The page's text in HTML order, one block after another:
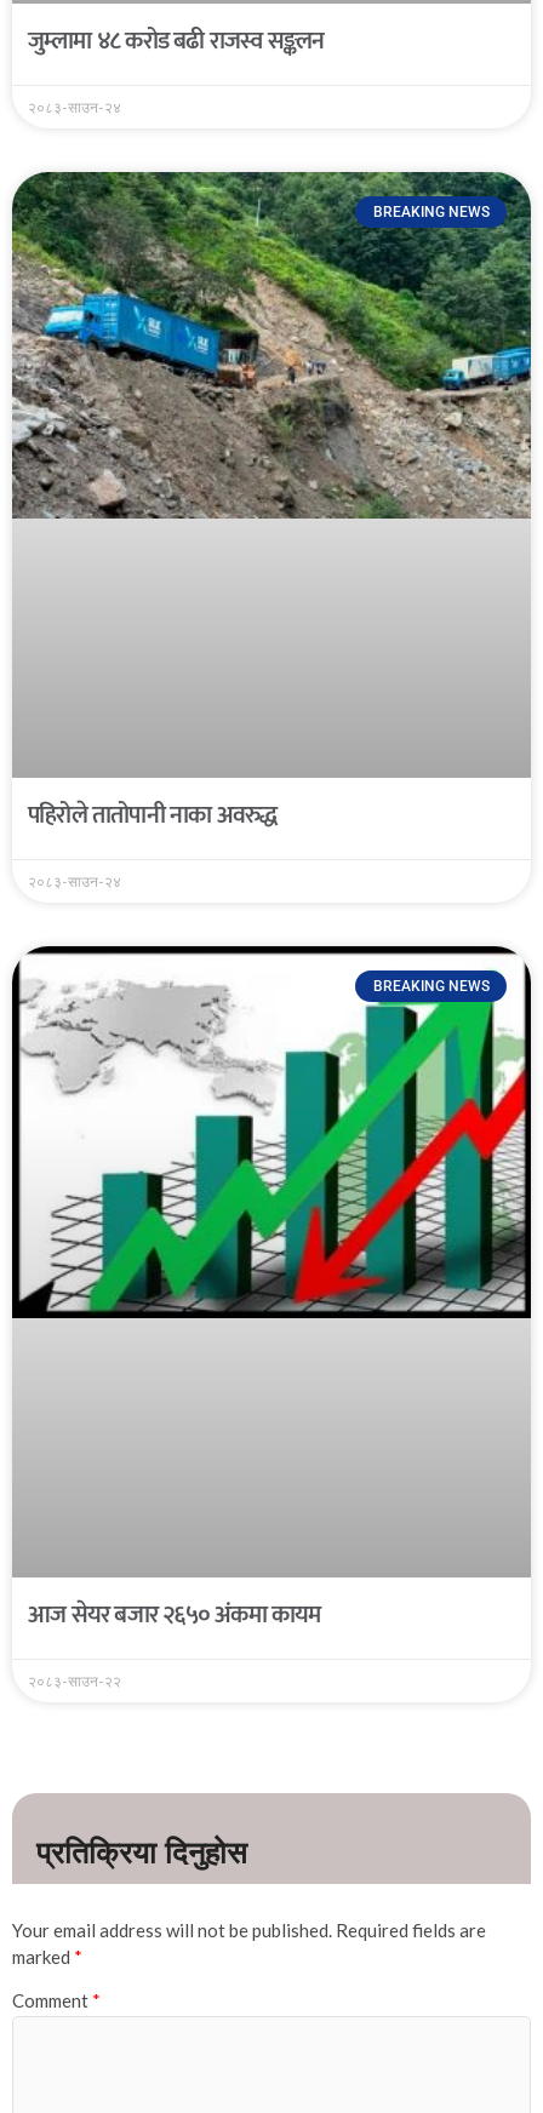
जुम्लामा ४८ करोड बढी राजस्व सङ्कलन
२०८३-साउन-२४
BREAKING NEWS
पहिरोले तातोपानी नाका अवरुद्ध
२०८३-साउन-२४
BREAKING NEWS
आज सेयर बजार २६५० अंकमा कायम
२०८३-साउन-२२
Your email address will not be published. Required fields are
marked *
Comment *